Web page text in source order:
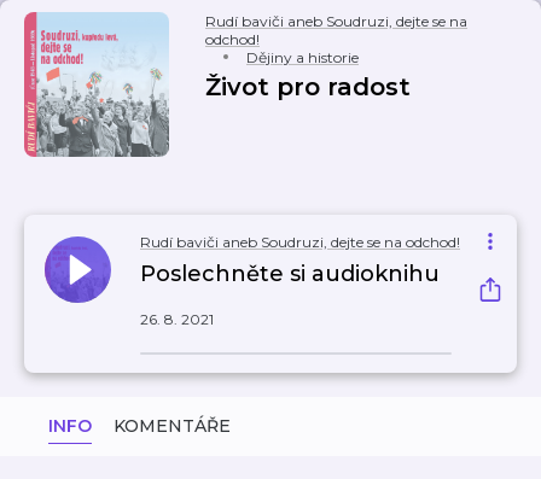
Rudí baviči aneb Soudruzi, dejte se na
odchod!
Dějiny a historie
Život pro radost
Rudí baviči aneb Soudruzi, dejte se na odchod!
Poslechněte si audioknihu
26. 8. 2021
INFO KOMENTÁŘE